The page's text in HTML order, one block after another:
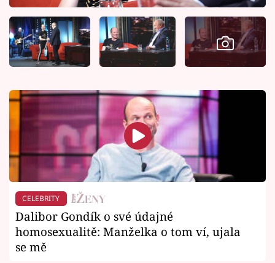
CELEBRITY
Dalibor Gondík o své údajné
homosexualitě: Manželka o tom ví, ujala
se mě